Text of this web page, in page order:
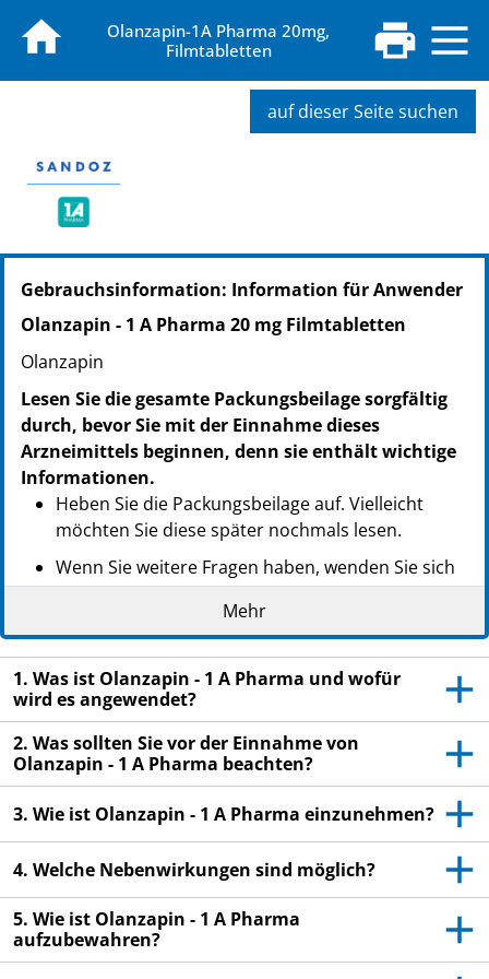
Olanzapin-1A Pharma 20mg,
Filmtabletten
auf dieser Seite suchen
PZN: 09064065
PPN: 110906406561
NTIN: 04150090640658
PPN: 110906412530
NTIN: 04150090641259
PZN: 09064183
PPN: 110906418368
NTIN: 04150090641839
Gebrauchsinformation: Information für Anwender
Olanzapin - 1 A Pharma 20 mg Filmtabletten
Olanzapin
Lesen Sie die gesamte Packungsbeilage sorgfältig
durch, bevor Sie mit der Einnahme dieses
Arzneimittels beginnen, denn sie enthält wichtige
Informationen.
Heben Sie die Packungsbeilage auf. Vielleicht
möchten Sie diese später nochmals lesen.
Wenn Sie weitere Fragen haben, wenden Sie sich
an Ihren Arzt oder Apotheker.
Dieses Arzneimittel wurde Ihnen persönlich
verschrieben. Geben Sie es nicht an Dritte weiter.
Es kann anderen Menschen schaden, auch wenn
diese die gleichen Beschwerden haben wie Sie.
Wenn Sie Nebenwirkungen bemerken, wenden Sie
sich an Ihren Arzt oder Apotheker. Dies gilt auch
Packungsbeilage angegeben sind. Siehe Abschnitt
Mehr
1. Was ist Olanzapin - 1 A Pharma und wofür
wird es angewendet?
2. Was sollten Sie vor der Einnahme von
Olanzapin - 1 A Pharma beachten?
3. Wie ist Olanzapin - 1 A Pharma einzunehmen?
4. Welche Nebenwirkungen sind möglich?
5. Wie ist Olanzapin - 1 A Pharma
aufzubewahren?